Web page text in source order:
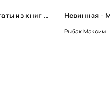
Цитаты из книг и фильмов, которые помогут не сдаться в трудную минуту или после неудачи
Рыбак Максим